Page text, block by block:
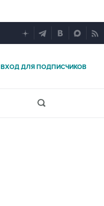
ВХОД ДЛЯ ПОДПИСЧИКОВ